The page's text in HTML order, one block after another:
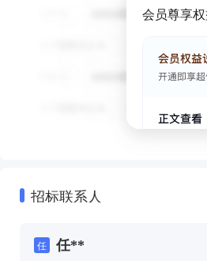
会员尊享
招标联系人
任 任**